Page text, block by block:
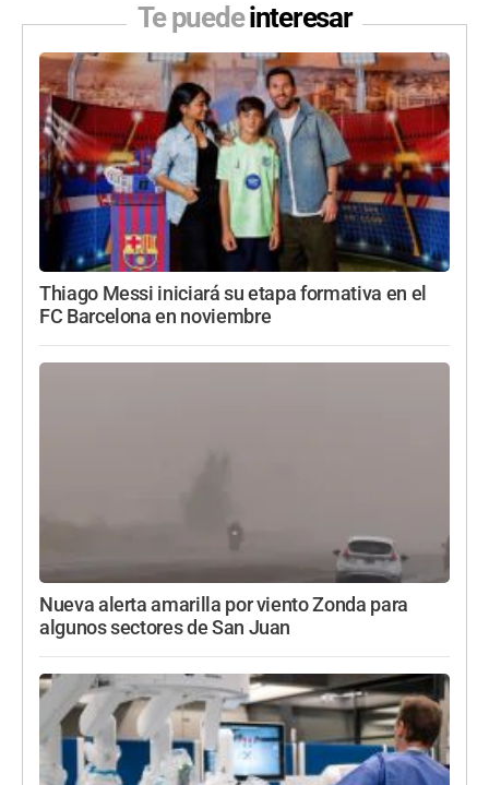
Te puedeinteresar
Thiago Messi iniciará su etapa formativa en el
FC Barcelona en noviembre
Nueva alerta amarilla por viento Zonda para
algunos sectores de San Juan